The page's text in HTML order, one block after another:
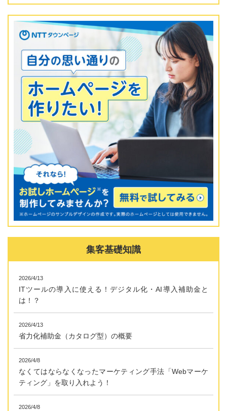
集客基礎知識
2026/4/13
ITツールの導入に使える！デジタル化・AI導入補助金と
は！？
2026/4/13
省力化補助金（カタログ型）の概要
2026/4/8
なくてはならなくなったマーケティング手法「Webマーケ
ティング」を取り入れよう！
2026/4/8